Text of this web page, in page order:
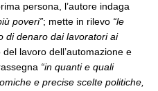
persona, l’autore indaga
poveri”; mette in rilevo “le
di denaro dai lavoratori ai
lavoro dell’automazione e
“in quanti e quali
e precise scelte politiche,